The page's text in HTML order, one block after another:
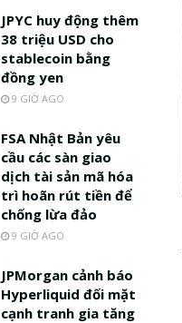
JPYC huy động thêm
38 triệu USD cho
stablecoin bằng
đồng yen
9 GIỜ AGO
FSA Nhật Bản yêu
cầu các sàn giao
dịch tài sản mã hóa
trì hoãn rút tiền để
chống lừa đảo
9 GIỜ AGO
JPMorgan cảnh báo
Hyperliquid đối mặt
cạnh tranh gia tăng